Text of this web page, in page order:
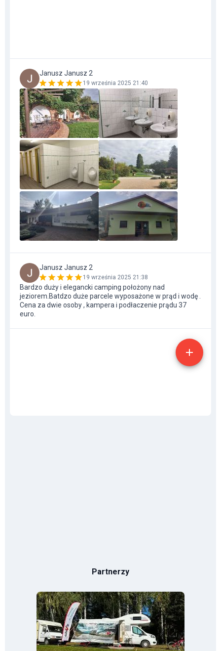
Janusz Janusz 2
19 września 2025 21:40
Janusz Janusz 2
19 września 2025 21:38
Bardzo duży i elegancki camping położony nad
jeziorem.Batdzo duże parcele wyposażone w prąd i wodę .
Cena za dwie osoby , kampera i podłaczenie prądu 37
euro.
Partnerzy